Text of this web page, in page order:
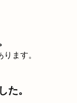
ます。
た。